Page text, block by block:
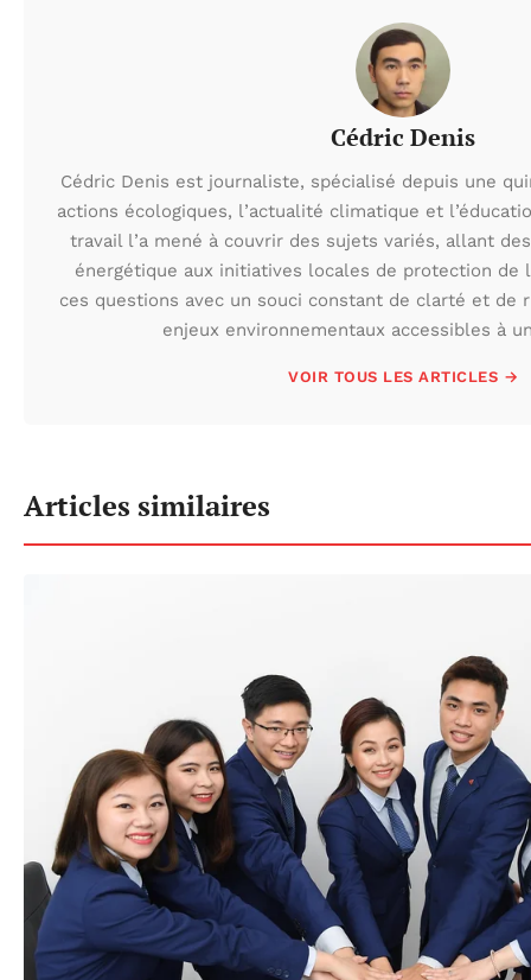
Cédric Denis
Cédric Denis est journaliste, spécialisé depuis une
actions écologiques, l’actualité climatique et
travail l’a mené à couvrir des sujets variés, allant
énergétique aux initiatives locales de protection de
ces questions avec un souci constant de clarté et de
enjeux environnementaux accessibles à
VOIR TOUS LES ARTICLES →
Articles similaires